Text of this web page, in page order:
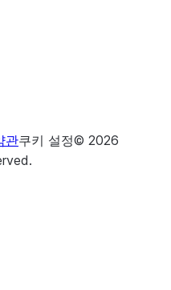
관쿠키 설정© 2026
.